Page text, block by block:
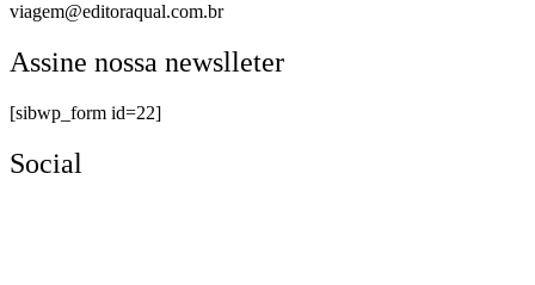
viagem@editoraqual.com.br
Assine nossa newslleter
[sibwp_form id=22]
Social